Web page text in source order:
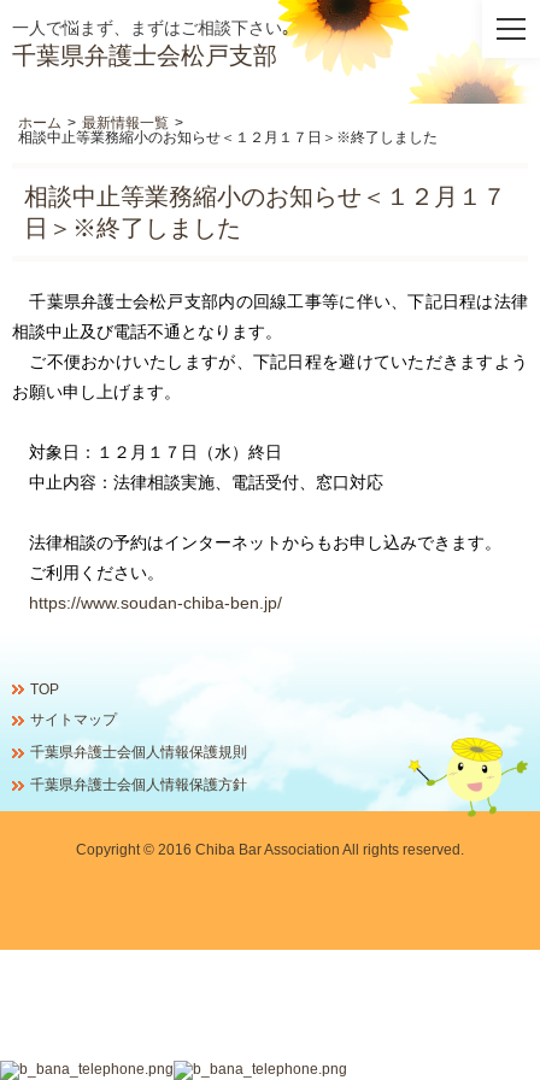
一人で悩まず、まずはご相談下さい｡
千葉県弁護士会松戸支部
ホーム > 最新情報一覧 >
相談中止等業務縮小のお知らせ＜１２月１７日＞※終了しました
相談中止等業務縮小のお知らせ＜１２月１７
日＞※終了しました
千葉県弁護士会松戸支部内の回線工事等に伴い、下記日程は法律
相談中止及び電話不通となります。
ご不便おかけいたしますが、下記日程を避けていただきますよう
お願い申し上げます。
対象日：１２月１７日（水）終日
中止内容：法律相談実施、電話受付、窓口対応
法律相談の予約はインターネットからもお申し込みできます。
ご利用ください。
https://www.soudan-chiba-ben.jp/
TOP
サイトマップ
千葉県弁護士会個人情報保護規則
千葉県弁護士会個人情報保護方針
Copyright © 2016 Chiba Bar Association All rights reserved.